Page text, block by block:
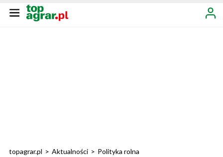
topagrar.pl > Aktualności > Polityka rolna